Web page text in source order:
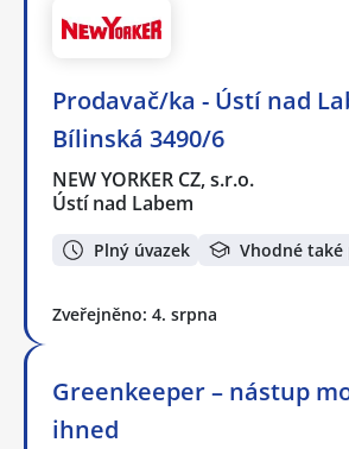
Prodavač/ka - Ústí nad
Bílinská 3490/6
NEW YORKER CZ, s.r.o.
Ústí nad Labem
Plný úvazek Vhodné
Zveřejněno: 4. srpna
Greenkeeper – nástup
ihned